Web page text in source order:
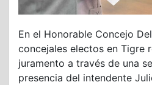
En el Honorable Concejo
concejales electos en Tigre
juramento a través de una
presencia del intendente